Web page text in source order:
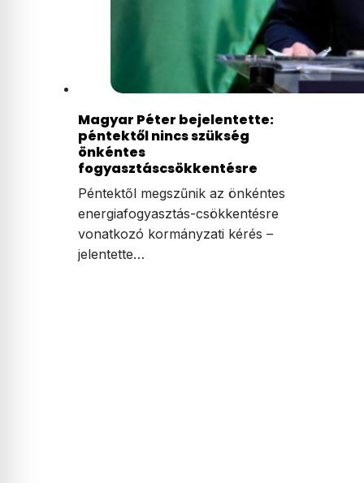
Magyar Péter bejelentette:
péntektől nincs szükség
önkéntes
fogyasztáscsökkentésre
Péntektől megszűnik az önkéntes
energiafogyasztás-csökkentésre
vonatkozó kormányzati kérés –
jelentette…